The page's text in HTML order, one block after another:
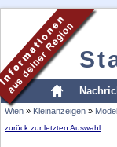
Wien » Kleinanzeigen »
zurück zur letzten Auswahl